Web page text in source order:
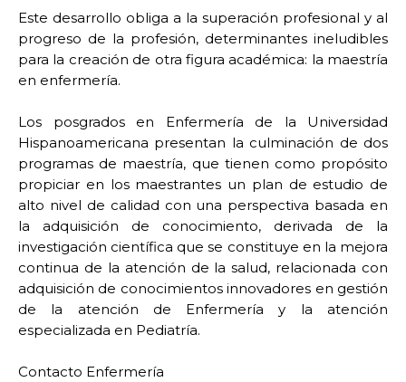
Este desarrollo obliga a la superación profesional y al
progreso de la profesión, determinantes ineludibles
para la creación de otra figura académica: la maestría
en enfermería.
Los posgrados en Enfermería de la Universidad
Hispanoamericana presentan la culminación de dos
programas de maestría, que tienen como propósito
propiciar en los maestrantes un plan de estudio de
alto nivel de calidad con una perspectiva basada en
la adquisición de conocimiento, derivada de la
investigación científica que se constituye en la mejora
continua de la atención de la salud, relacionada con
adquisición de conocimientos innovadores en gestión
de la atención de Enfermería y la atención
especializada en Pediatría.
Contacto Enfermería